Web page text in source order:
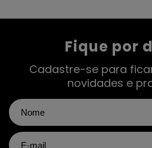
Fique por
Cadastre-se para
novidades e